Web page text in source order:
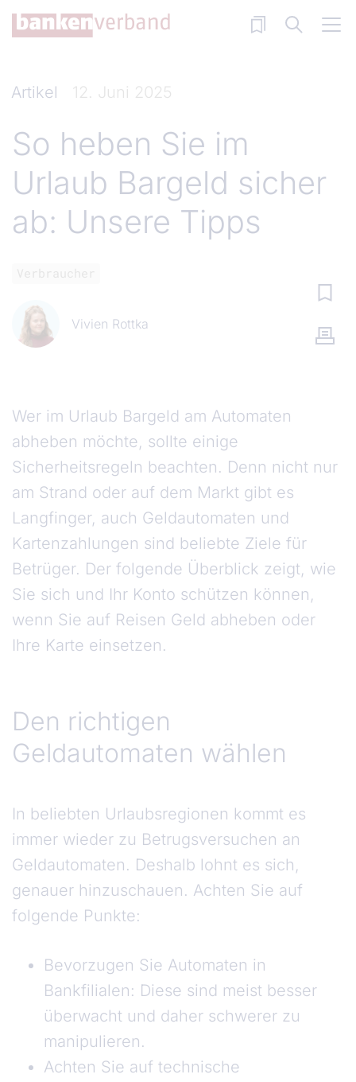
Direkt zum Inhalt
Artikel 12. Juni 2025
So heben Sie im
Urlaub Bargeld sicher
ab: Unsere Tipps
Vivien Rottka
Wer im Urlaub Bargeld am Automaten
abheben möchte, sollte einige
Sicherheitsregeln beachten. Denn nicht nur
am Strand oder auf dem Markt gibt es
Langfinger, auch Geldautomaten und
Kartenzahlungen sind beliebte Ziele für
Betrüger. Der folgende Überblick zeigt, wie
Sie sich und Ihr Konto schützen können,
wenn Sie auf Reisen Geld abheben oder
Ihre Karte einsetzen.
Den richtigen
Geldautomaten wählen
In beliebten Urlaubsregionen kommt es
immer wieder zu Betrugsversuchen an
Geldautomaten. Deshalb lohnt es sich,
genauer hinzuschauen. Achten Sie auf
folgende Punkte:
Bevorzugen Sie Automaten in
Bankfilialen: Diese sind meist besser
überwacht und daher schwerer zu
manipulieren.
Achten Sie auf technische